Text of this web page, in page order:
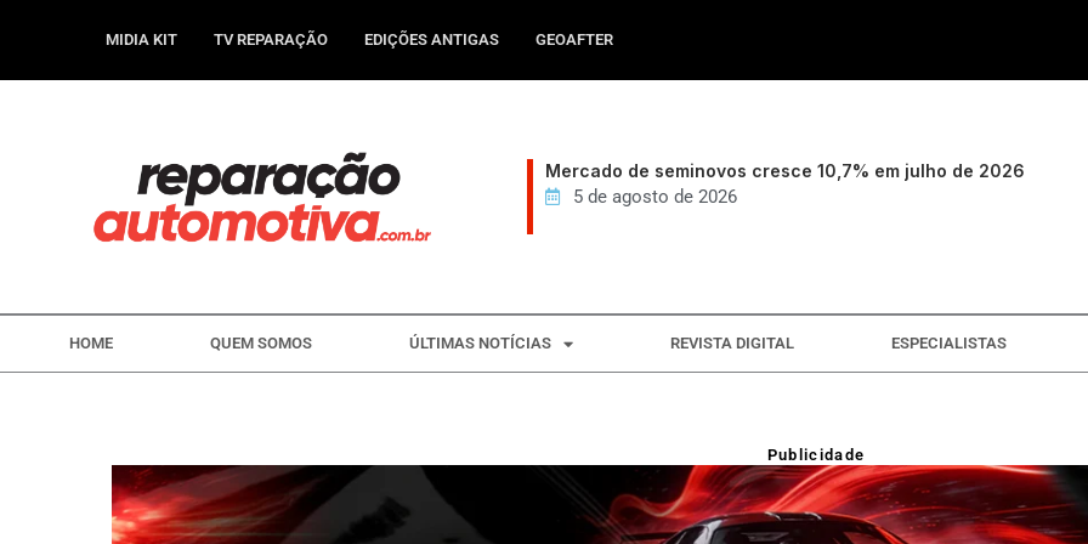
MIDIA KIT TV REPARAÇÃO EDIÇÕES ANTIGAS GEOAFTER
Mercado de seminovos cresce 10,7% em julho de 2026
5 de agosto de 2026
HOME QUEM SOMOS ÚLTIMAS NOTÍCIAS REVISTA DIGITAL ESPECIALISTAS
Publicidade